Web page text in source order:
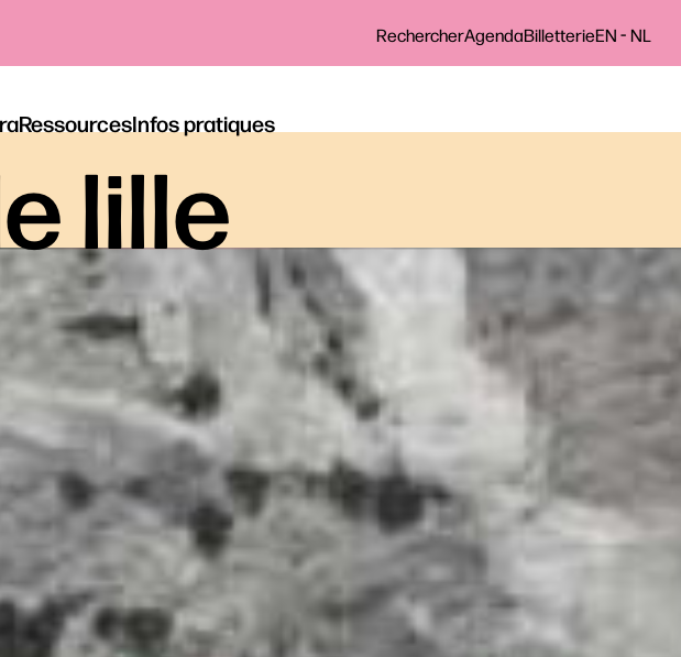
RechercherAgendaBilletterieEN-NL
RessourcesInfos pratiques
lille